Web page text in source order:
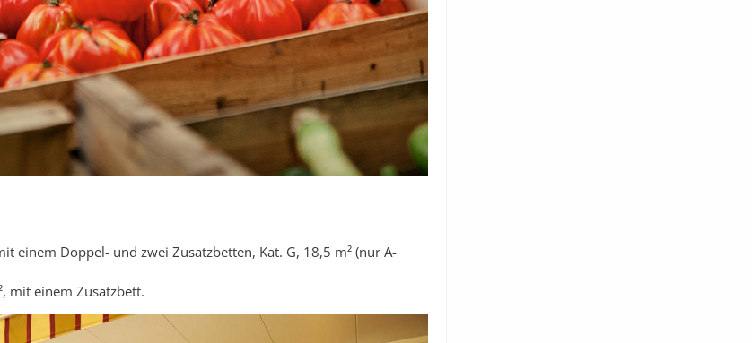
einem Doppel- und zwei Zusatzbetten, Kat. G, 18,5 m² (nur A-
mit einem Zusatzbett.